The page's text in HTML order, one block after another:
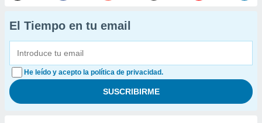
El Tiempo en tu email
He leído y acepto la política de privacidad.